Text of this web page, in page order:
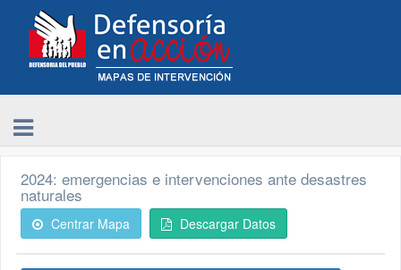
2024: emergencias e intervenciones ante desastres
naturales
Centrar Mapa Descargar Datos